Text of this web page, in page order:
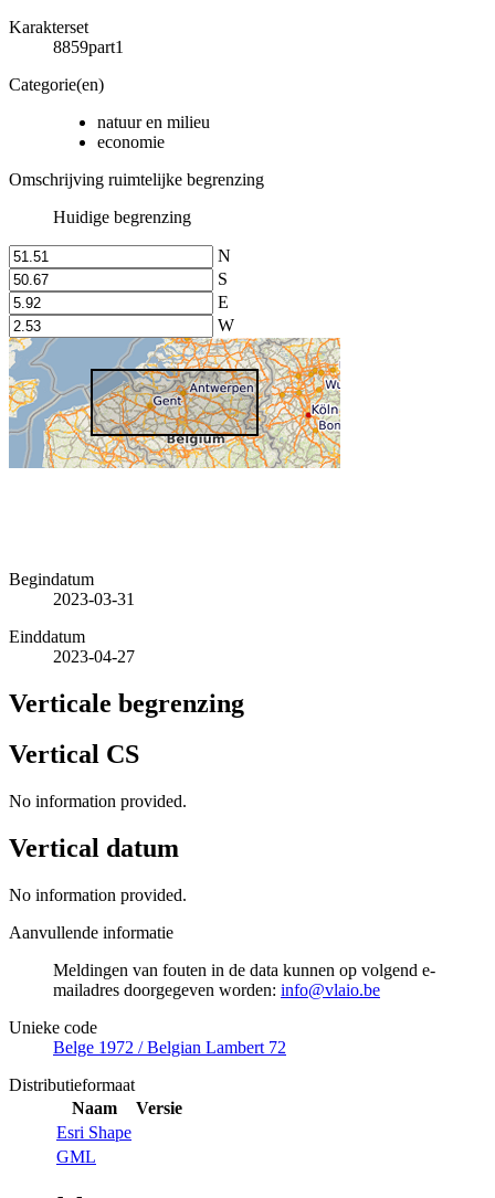
Karakterset
8859part1
Categorie(en)
natuur en milieu
economie
Omschrijving ruimtelijke begrenzing
Huidige begrenzing
N
S
E
W
Begindatum
2023-03-31
Einddatum
2023-04-27
Verticale begrenzing
Vertical CS
No information provided.
Vertical datum
No information provided.
Aanvullende informatie
Meldingen van fouten in de data kunnen op volgend e-
mailadres doorgegeven worden: info@vlaio.be
Unieke code
Belge 1972 / Belgian Lambert 72
Distributieformaat
Naam
Versie
Esri Shape
GML